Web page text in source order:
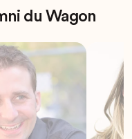
du Wagon